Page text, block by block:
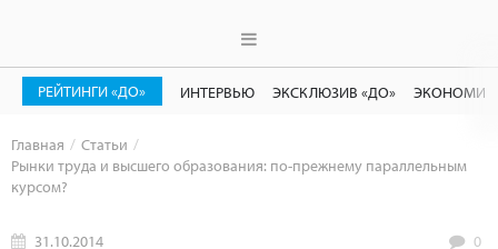
РЕЙТИНГИ «ДО» ИНТЕРВЬЮ ЭКСКЛЮЗИВ «ДО»
Главная
Статьи
Рынки труда и высшего образования: по-прежнему параллельным
курсом?
31.10.2014 0